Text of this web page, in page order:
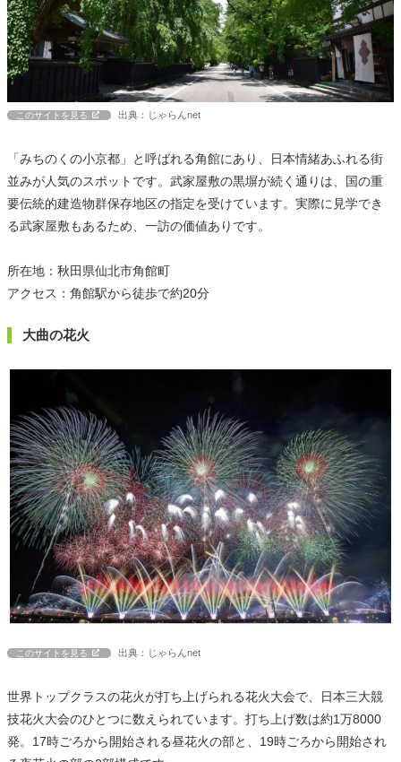
このサイトを見る 出典：じゃらんnet
「みちのくの小京都」と呼ばれる角館にあり、日本情緒あふれる街
並みが人気のスポットです。武家屋敷の黒塀が続く通りは、国の重
要伝統的建造物群保存地区の指定を受けています。実際に見学でき
る武家屋敷もあるため、一訪の価値ありです。
所在地：秋田県仙北市角館町
アクセス：角館駅から徒歩で約20分
大曲の花火
このサイトを見る 出典：じゃらんnet
世界トップクラスの花火が打ち上げられる花火大会で、日本三大競
技花火大会のひとつに数えられています。打ち上げ数は約1万8000
発。17時ごろから開始される昼花火の部と、19時ごろから開始され